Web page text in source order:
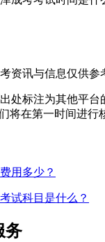
资讯与信息仅供参
处标注为其他平
将在第一时间进行
用多少？
试科目是什么？
务